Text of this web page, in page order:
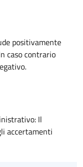
positivamente
caso contrario
Il
accertamenti